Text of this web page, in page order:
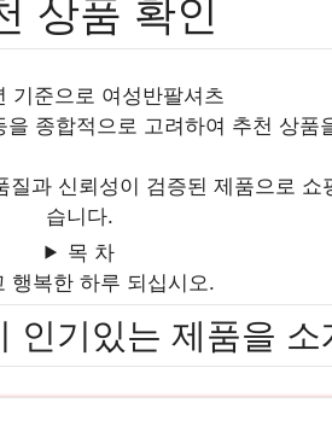
상품 확인
기준으로 여성반팔셔츠
종합적으로 고려하여 추천 상품
과 신뢰성이 검증된 제품으로 쇼
습니다.
목 차
행복한 하루 되십시오.
기있는 제품을 소